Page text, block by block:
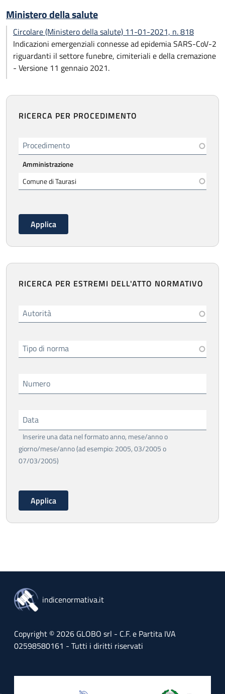
Ministero della salute
Circolare (Ministero della salute) 11-01-2021, n. 818
Indicazioni emergenziali connesse ad epidemia SARS-CoV-2
riguardanti il settore funebre, cimiteriali e della cremazione
- Versione 11 gennaio 2021.
RICERCA PER PROCEDIMENTO
Procedimento
Amministrazione
RICERCA PER ESTREMI DELL'ATTO NORMATIVO
Autorità
Tipo di norma
Numero
Data
Inserire una data nel formato anno, mese/anno o
giorno/mese/anno (ad esempio: 2005, 03/2005 o
07/03/2005)
indicenormativa.it
Copyright © 2026 GLOBO srl - C.F. e Partita IVA
02598580161 - Tutti i diritti riservati